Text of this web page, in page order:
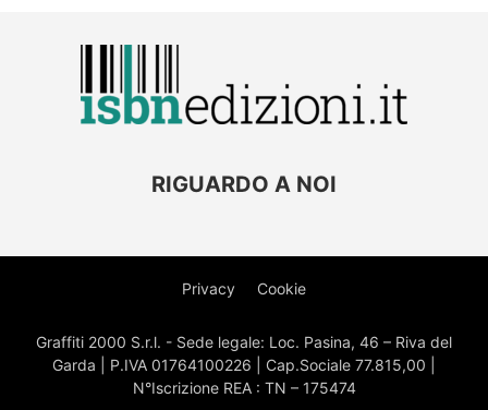
RIGUARDO A NOI
Privacy Cookie
Graffiti 2000 S.r.l. - Sede legale: Loc. Pasina, 46 – Riva del
Garda | P.IVA 01764100226 | Cap.Sociale 77.815,00 |
N°Iscrizione REA : TN – 175474